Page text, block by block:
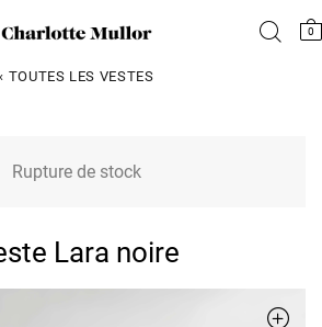
0
‹ TOUTES LES VESTES
Lara noire
Rupture de stock